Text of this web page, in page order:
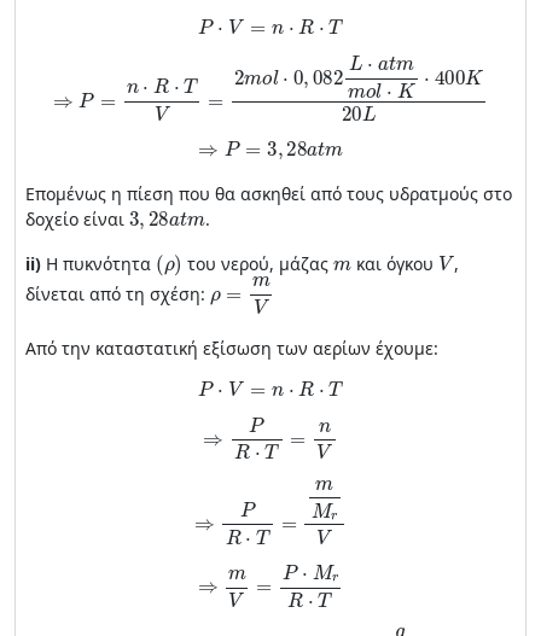
P⋅V= n⋅ R ⋅T
mol ⋅K⋅400
⇒ P=3 ,28atm
Επομένως η πίεση που θα ασκηθεί από τους υδρατμούς στο
δοχείο είναι
3,28atm
.
ii) H πυκνότητα
(ρ )
του νερού, μάζας και όγκου
V
,
δίνεται από τη σχέση:
ρ =mV
Από την καταστατική εξίσωση των αερίων έχουμε:
P⋅V= n⋅ ⋅T
PR V
MrV
mV M R⋅T
m